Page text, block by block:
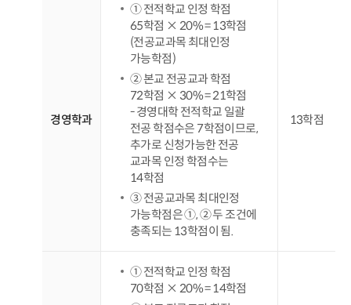
경영학과
① 전적학교 인정 학점
65학점 × 20% = 13학점
(전공교과목 최대인정
가능학점)
② 본교 전공교과 학점
72학점 × 30% = 21학점
- 경영대학 전적학교 일괄
전공 학점수은 7학점이므로,
추가로 신청가능한 전공
교과목 인정 학점수는
14학점
③ 전공교과목 최대인정
가능학점은 ①, ② 두 조건에
충족되는 13학점이 됨.
13학점
① 전적학교 인정 학점
70학점 × 20% = 14학점